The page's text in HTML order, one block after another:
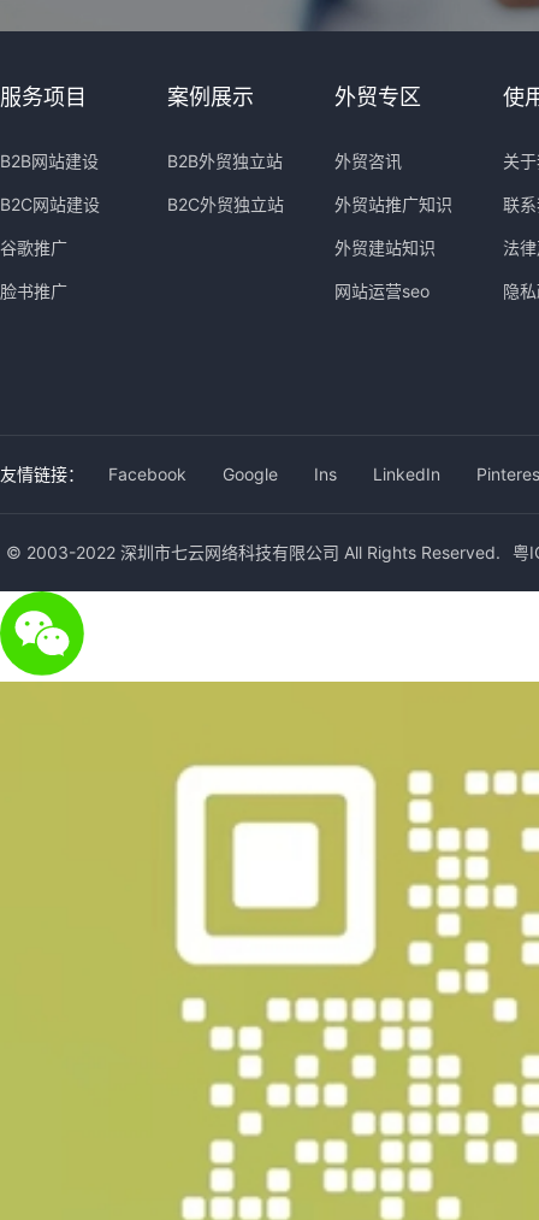
服务项目
B2B网站建设
B2C网站建设
谷歌推广
脸书推广
案例展示
B2B外贸独立站
B2C外贸独立站
外贸专区
外贸咨讯
外贸站推广知识
外贸建站知识
网站运营seo
使
关
联
法
隐
友情链接： Facebook Google Ins LinkedIn
© 2003-2022 深圳市七云网络科技有限公司 All Rights Reserved. 粤